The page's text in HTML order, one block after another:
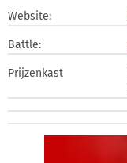
Website:
Battle:
Prijzenkast